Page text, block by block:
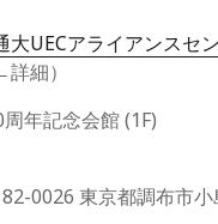
大UECアライアンスセ
詳細）
周年記念会館 (1F)
0026 東京都調布市